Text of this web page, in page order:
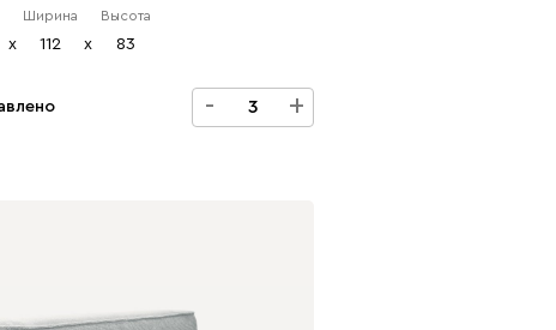
x
Ширина
112 x
Высота
83
- +